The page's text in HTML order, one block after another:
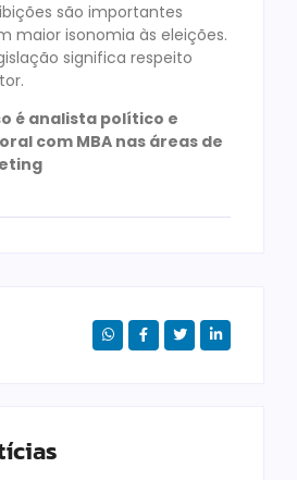
são importantes
maior isonomia às eleições.
significa respeito
é analista político e
com MBA nas áreas de